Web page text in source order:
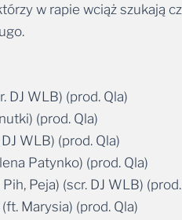
w rapie wciąż szukają
DJ WLB) (prod. Qla)
(prod. Qla)
WLB) (prod. Qla)
Patynko) (prod. Qla)
Peja) (scr. DJ WLB)
Marysia) (prod. Qla)